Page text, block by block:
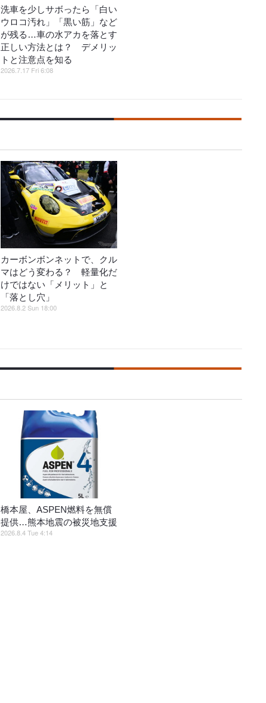
洗車を少しサボったら「白い
ウロコ汚れ」「黒い筋」など
が残る…車の水アカを落とす
正しい方法とは？ デメリッ
トと注意点を知る
2026.7.17 Fri 6:08
カーボンボンネットで、クル
マはどう変わる？ 軽量化だ
けではない「メリット」と
「落とし穴」
2026.8.2 Sun 18:00
橋本屋、ASPEN燃料を無償
提供…熊本地震の被災地支援
2026.8.4 Tue 4:14